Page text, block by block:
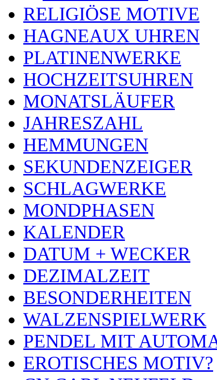
RELIGIÖSE MOTIVE
HAGNEAUX UHREN
PLATINENWERKE
HOCHZEITSUHREN
MONATSLÄUFER
JAHRESZAHL
HEMMUNGEN
SEKUNDENZEIGER
SCHLAGWERKE
MONDPHASEN
KALENDER
DATUM + WECKER
DEZIMALZEIT
BESONDERHEITEN
WALZENSPIELWERK
PENDEL MIT
EROTISCHES MOTIV?